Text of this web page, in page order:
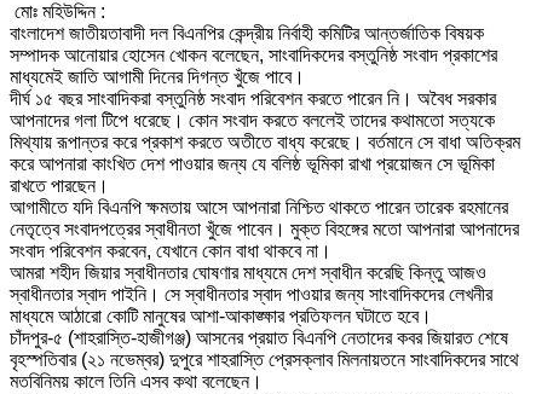
মোঃ মহিউদ্দিন :
বাংলাদেশ জাতীয়তাবাদী দল বিএনপির কেন্দ্রীয় নির্বাহী কমিটির আন্তর্জাতিক বিষয়ক
সম্পাদক আনোয়ার হোসেন খোকন বলেছেন, সাংবাদিকদের বস্তুনিষ্ঠ সংবাদ প্রকাশের
মাধ্যমেই জাতি আগামী দিনের দিগন্ত খুঁজে পাবে।
দীর্ঘ ১৫ বছর সাংবাদিকরা বস্তুনিষ্ঠ সংবাদ পরিবেশন করতে পারেন নি। অবৈধ সরকার
আপনাদের গলা টিপে ধরেছে। কোন সংবাদ করতে বললেই তাদের কথামতো সত্যকে
মিথ্যায় রূপান্তর করে প্রকাশ করতে অতীতে বাধ্য করেছে। বর্তমানে সে বাধা অতিক্রম
করে আপনারা কাংখিত দেশ পাওয়ার জন্য যে বলিষ্ঠ ভূমিকা রাখা প্রয়োজন সে ভূমিকা
রাখতে পারছেন।
আগামীতে যদি বিএনপি ক্ষমতায় আসে আপনারা নিশ্চিত থাকতে পারেন তারেক রহমানের
নেতৃত্বে সংবাদপত্রের স্বাধীনতা খুঁজে পাবেন। মুক্ত বিহঙ্গের মতো আপনারা আপনাদের
সংবাদ পরিবেশন করবেন, যেখানে কোন বাধা থাকবে না।
আমরা শহীদ জিয়ার স্বাধীনতার ঘোষণার মাধ্যমে দেশ স্বাধীন করেছি কিন্তু আজও
স্বাধীনতার স্বাদ পাইনি। সে স্বাধীনতার স্বাদ পাওয়ার জন্য সাংবাদিকদের লেখনীর
মাধ্যমে আঠারো কোটি মানুষের আশা-আকাঙ্ক্ষার প্রতিফলন ঘটাতে হবে।
চাঁদপুর-৫ (শাহরাস্তি-হাজীগঞ্জ) আসনের প্রয়াত বিএনপি নেতাদের কবর জিয়ারত শেষে
বৃহস্পতিবার (২১ নভেম্বর) দুপুরে শাহরাস্তি প্রেসক্লাব মিলনায়তনে সাংবাদিকদের সাথে
মতবিনিময় কালে তিনি এসব কথা বলেছেন।